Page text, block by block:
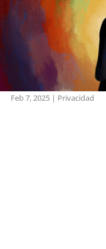
Feb 7, 2025| Privacidad